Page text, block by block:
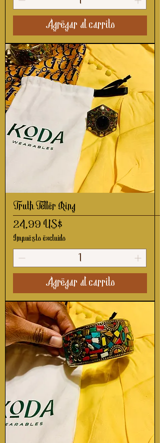
Agregar al carrito
Truth Teller Ring
Precio
24,99 US$
Impuesto excluido
Agregar al carrito